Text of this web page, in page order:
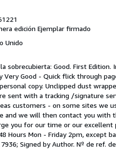
edición Ejemplar firmado
Unido
la sobrecubierta: Good. First
Good - Quick flick through
copy. Unclipped dust
sent with a tracking /signature
customers - on some sites we
and we will then contact you with
you for our time or our excellent
Hours Mon - Friday 2pm, except
Signed by Author. Nº de ref.